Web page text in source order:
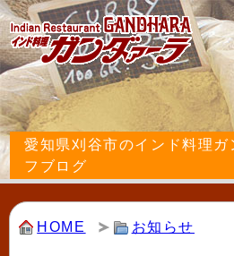
愛知県刈谷市のインド料理ガ
フブログ
HOME お知らせ